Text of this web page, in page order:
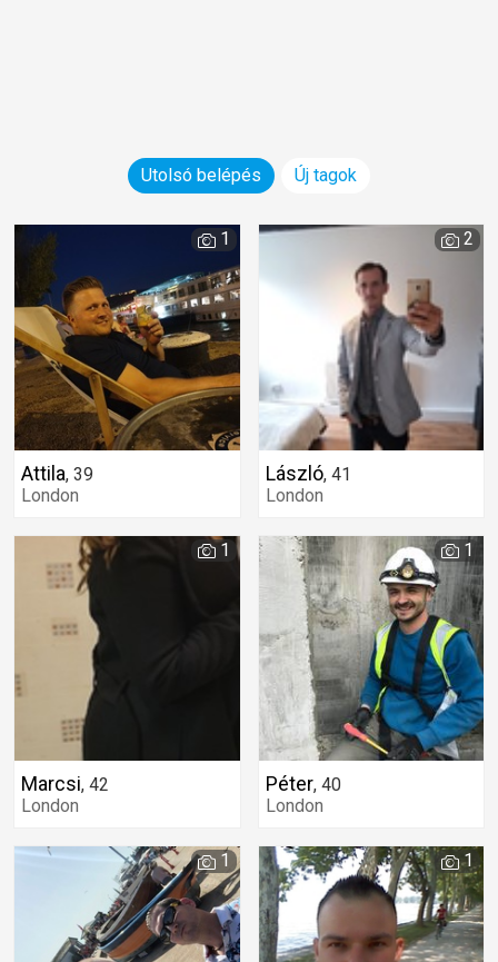
Utolsó belépés Új tagok
Attila, 39
London
1
László, 41
London
2
Marcsi, 42
London
1
Péter, 40
London
1
1 1